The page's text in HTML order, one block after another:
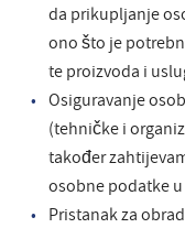
da prikupljanje
ono što je
te proizvoda i
Osiguravanje
(tehničke i
također
osobne podatke
Pristanak za